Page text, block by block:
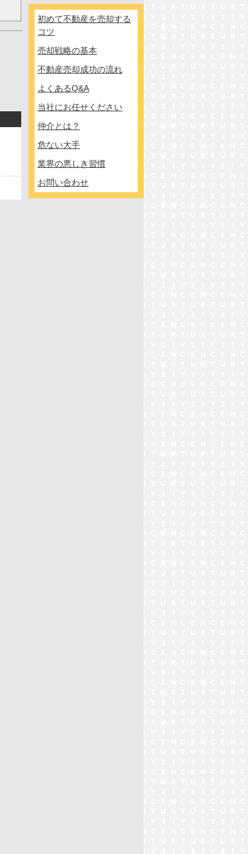
初めて不動産を売却する
コツ
売却戦略の基本
不動産売却成功の流れ
よくあるQ&A
当社にお任せください
仲介とは？
危ない大手
業界の悪しき習慣
お問い合わせ